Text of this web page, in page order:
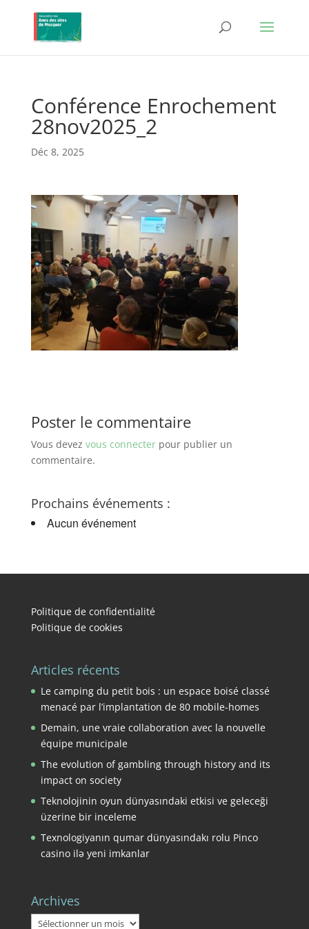
Conférence Enrochement
28nov2025_2
Déc 8, 2025
Poster le commentaire
Vous devez vous connecterpour publier un
commentaire.
Prochains événements :
Aucun événement
Politique de confidentialité
Politique de cookies
Articles récents
Le camping du petit bois : un espace boisé classé
menacé par l’implantation de 80 mobile-homes
Demain, une vraie collaboration avec la nouvelle
équipe municipale
The evolution of gambling through history and its
impact on society
Teknolojinin oyun dünyasındaki etkisi ve geleceği
üzerine bir inceleme
Texnologiyanın qumar dünyasındakı rolu Pinco
casino ilə yeni imkanlar
Archives
Archives